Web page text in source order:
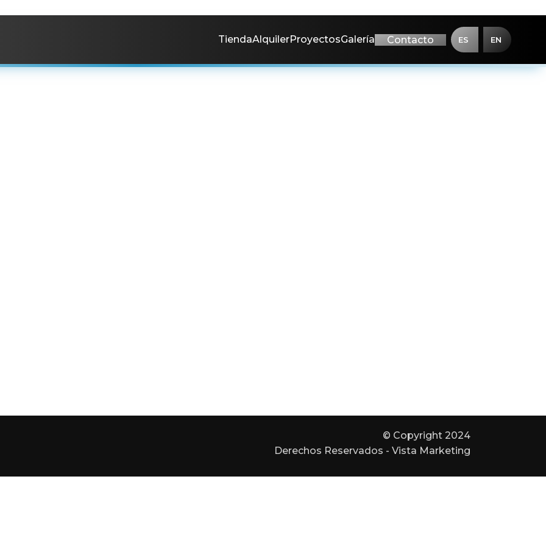
TiendaAlquilerProyectosGalería Contacto ES EN
© Copyright 2024
Derechos Reservados - Vista Marketing